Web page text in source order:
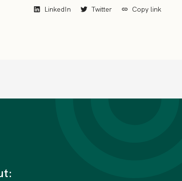
LinkedIn Twitter Copy link